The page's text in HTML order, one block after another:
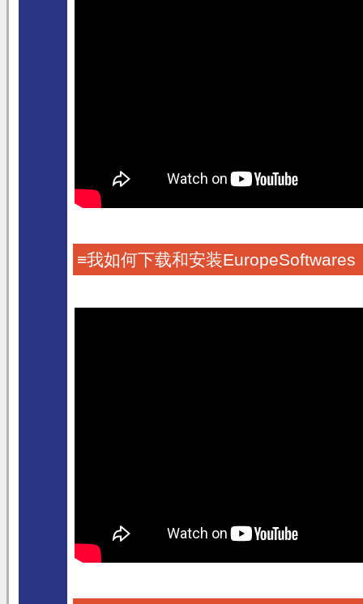
≡我如何下载和安装EuropeSoftwares